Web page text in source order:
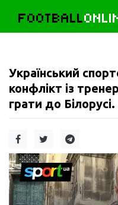
FOOTBALL
Український
конфлікт із
грати до Білорусі.